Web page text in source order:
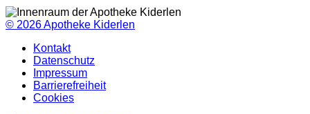
© 2026Apotheke Kiderlen
Kontakt
Datenschutz
Impressum
Barrierefreiheit
Cookies